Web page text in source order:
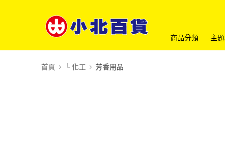
商品分類 主
首頁 └ 化工 芳香用品